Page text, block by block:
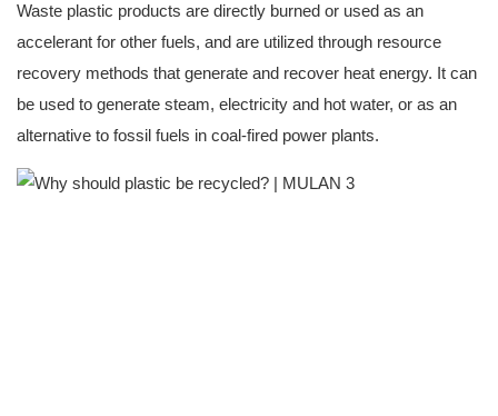
Waste plastic products are directly burned or used as an
accelerant for other fuels, and are utilized through resource
recovery methods that generate and recover heat energy. It can
be used to generate steam, electricity and hot water, or as an
alternative to fossil fuels in coal-fired power plants.